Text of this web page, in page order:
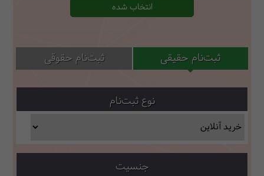
انتخاب شده
ثبت‌نام حقیقی ثبت‌نام حقوقی
نوع ثبت‌نام
جنسیت